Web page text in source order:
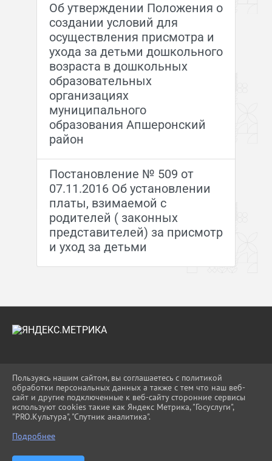
Об утверждении Положения о
создании условий для
осуществления присмотра и
ухода за детьми дошкольного
возраста в дошкольных
образовательных
организациях
муниципального
образования Апшеронский
район
Постановление № 509 от
07.11.2016 Об установлении
платы, взимаемой с
родителей ( законных
представителей) за присмотр
и уход за детьми
ВХОД
КАРТА САЙТА
ПОЛИТИКА ОБРАБОТКИ ПЕРСОНАЛЬНЫХ
ДАННЫХ
СДЕЛАНО НА KUBCMS
Пользуясь нашим сайтом, вы соглашаетесь с политикой
обработки персональных данных а также с тем что наш веб-
сайт и другие подключенные к веб-сайту сторонние сервисы
используют cookies такие как Яндекс Метрика, "Госуслуги",
"PRO.Культура", "Спутник аналитика".
Подробнее